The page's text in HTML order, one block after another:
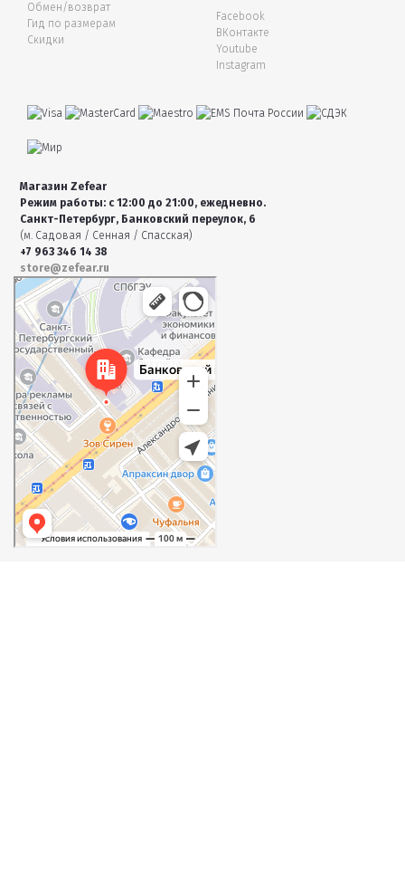
Обмен/возврат
Гид по размерам
Скидки
Facebook
ВКонтакте
Youtube
Instagram
Магазин Zefear
Режим работы: с 12:00 до 21:00, ежедневно.
Санкт-Петербург, Банковский переулок, 6
(м. Садовая / Сенная / Спасская)
+7 963 346 14 38
store@zefear.ru
Санкт‑Петербург
Банковский переулок, 6 — Яндекс Карты